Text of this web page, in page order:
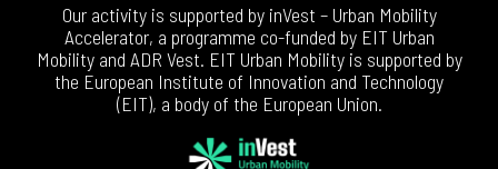
Our activity is supported by inVest – Urban Mobility
Accelerator, a programme co-funded by EIT Urban
Mobility and ADR Vest. EIT Urban Mobility is supported by
the European Institute of Innovation and Technology
(EIT), a body of the European Union.